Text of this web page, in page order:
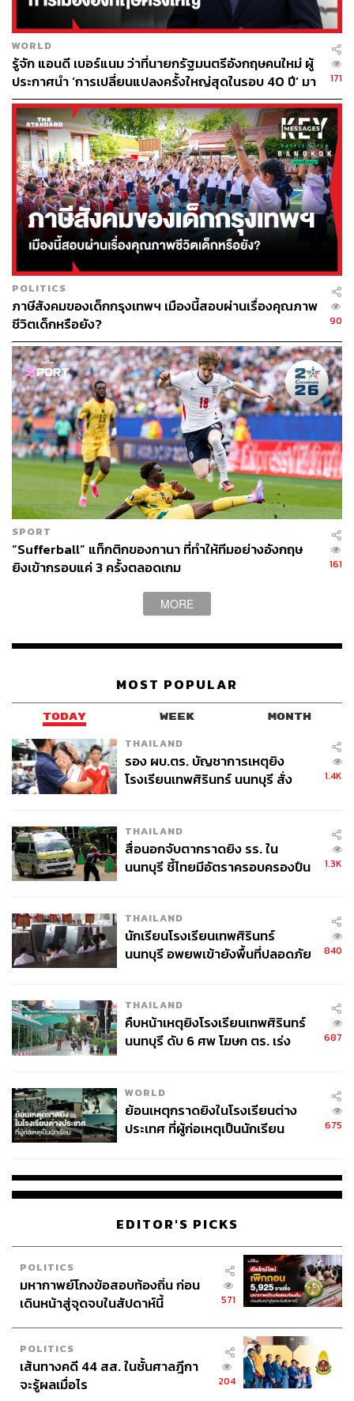
WORLD
รู้จัก แอนดี เบอร์แนม ว่าที่นายกรัฐมนตรีอังกฤษคนใหม่ ผู้
ประกาศนำ ‘การเปลี่ยนแปลงครั้งใหญ่สุดในรอบ 40 ปี’ มา
สู่การเมืองอังกฤษ
171
POLITICS
ภาษีสังคมของเด็กกรุงเทพฯ เมืองนี้สอบผ่านเรื่องคุณภาพ
ชีวิตเด็กหรือยัง?
90
SPORT
“Sufferball” แท็กติกของกานา ที่ทำให้ทีมอย่างอังกฤษ
ยิงเข้ากรอบแค่ 3 ครั้งตลอดเกม
161
MORE
MOST POPULAR
TODAY WEEK MONTH
THAILAND
รอง ผบ.ตร. บัญชาการเหตุยิง
โรงเรียนเทพศิรินทร์ นนทบุรี สั่ง
1.4K
THAILAND
สื่อนอกจับตากราดยิง รร. ใน
นนทบุรี ชี้ไทยมีอัตราครอบครองปืน
1.3K
THAILAND
นักเรียนโรงเรียนเทพศิรินทร์
นนทบุรี อพยพเข้ายังพื้นที่ปลอดภัย
840
THAILAND
คืบหน้าเหตุยิงโรงเรียนเทพศิรินทร์
นนทบุรี ดับ 6 ศพ โฆษก ตร. เร่ง
687
WORLD
ย้อนเหตุกราดยิงในโรงเรียนต่าง
ประเทศ ที่ผู้ก่อเหตุเป็นนักเรียน
675
EDITOR'S PICKS
POLITICS
มหากาพย์โกงข้อสอบท้องถิ่น ก่อน
เดินหน้าสู่จุดจบในสัปดาห์นี้
571
POLITICS
เส้นทางคดี 44 สส. ในชั้นศาลฎีกา
จะรู้ผลเมื่อไร
204